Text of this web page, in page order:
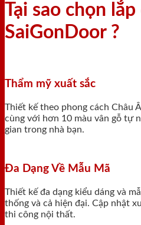
Tại sao chọn
SaiGonDoor ?
Thẩm mỹ xuất sắc
Thiết kế theo phong cách Châu
cùng với hơn 10 màu vân gỗ tự
gian trong nhà bạn.
Đa Dạng Về Mẫu Mã
Thiết kế đa dạng kiểu dáng và
thống và cả hiện đại. Cập nhật
thi công nội thất.